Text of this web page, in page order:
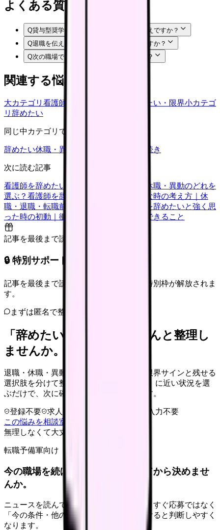
よくある質問
Q貸与型奨学金の返済中に辞めたいのは甘えですか？
Q退職を伝える前に何を準備すればいいですか？
Q次の職場では何を確認すればいいですか？
関連する悩みカテゴリ
大カテゴリ 看護師の悩み 辞めたい・限界小カテゴ
リ 辞めたい
同じ中カテゴリで見る
辞めたい休職・異動 退職手続き
次に読む記事
看護師を辞めたい時の判断基準｜転職・休職・異動のどれを
選ぶ？ 看護師を辞めたいけどお金が不安な時の考え方｜休
職・退職・転職前に確認すること
看護師を辞めたいと強く思
った時の初動｜衝動的に辞める前に今日できること
記事を最後まで読むと解放
🔒 特別サポート枠（未開放）
記事を最後まで読むと、転職サポートの特別枠が解放されま
す。
まずは匿名で整理
「辞めたい」を、カンゴさんと整理し
ませんか。
退職・休職・異動を急いで決める前に、限界サインと残せる
選択肢を分けて整理します。 「辞めたい」に近い状況を選
ぶだけで、次に確認することまで進めます。
登録不要 求人押し売りなし
病院名は入力不要
この悩みを相談室で整理する
無理しなくて大丈夫
転職予備軍向け
今の職場を続けるか、条件を比べてから決めませ
んか。
ニュースを読んで不安が強くなった時は、すぐ応募ではなく
「今の条件・他の選択肢・相談先」を分けると判断しやすく
なります。